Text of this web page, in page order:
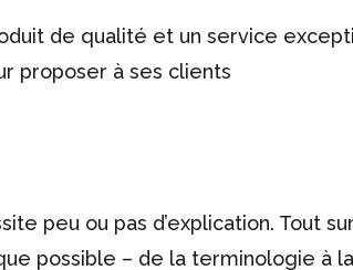
de qualité et un service
proposer à ses clients
peu ou pas d’explication. Tout sur
possible – de la terminologie à la